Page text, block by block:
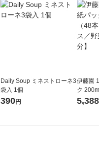
Daily Soup ミネストローネ3
袋入 1個
390円
伊藤園
ク
【野菜
5,388